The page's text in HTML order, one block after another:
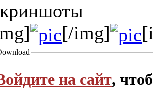
[/img]
на сайт,